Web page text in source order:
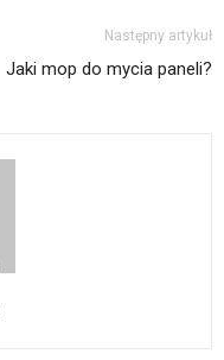
Następny artykuł
Jaki mop do mycia paneli?